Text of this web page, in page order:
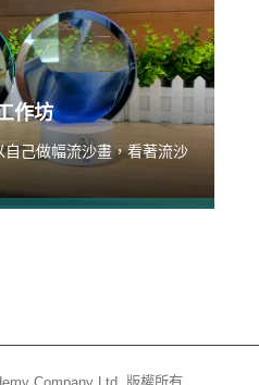
作坊
己做幅流沙畫，看著流沙